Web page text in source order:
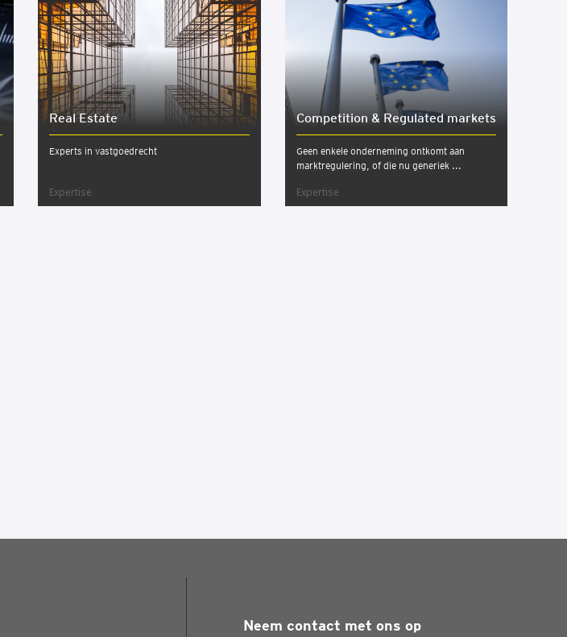
Real Esta­te
Experts in vastgoedrecht
Expertise
Com­pe­ti­ti­on & Regu­la­ted mar­kets
Geen enkele onderneming ontkomt aan
marktregulering, of die nu generiek ...
Expertise
Neem contact met ons op